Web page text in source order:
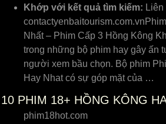
Khớp với kết quả tìm kiếm:
Nhất – Phim Cấp 3 Hồng Kông
trong những bộ phim hay gây ấn
người xem bầu chọn. Bộ phim
Hay Nhat có sự góp mặt của …
10 PHIM 18+ HỒNG KÔNG
phim18hot.com